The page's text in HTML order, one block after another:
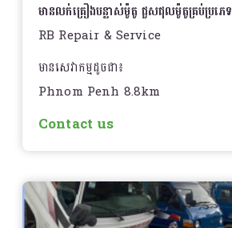
មានលក់គ្រឿងបន្លាស់ម៉ូតូ ជួសជុលម៉ូតូគ្រប់ប្រភេទ
RB Repair & Service
មានសេវាកម្មដូចជា៖
- ទទួលជួសជុលម៉ូតូគ្រប់ប្រភេទប្តូរប្រងម៉ាសុីន
- ប្តូរគ្រឿងបន្លាស់
Phnom Penh 8.8km
Contact us